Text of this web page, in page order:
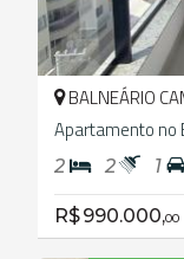
BALNEÁRIO
Apartamento no
2 2 1
R$ 990.000,00